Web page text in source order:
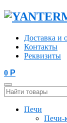
Доставка и
Контакты
Реквизиты
0 Р
Печи
Печи-